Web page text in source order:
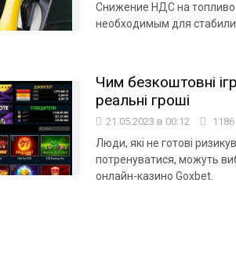
Снижение НДС на топливо
необходимым для
Чим безкоштовні
реальні гроші
21.05.2023 в 00:12 1186
Люди, які не готові
потренуватися, можуть
онлайн-казино Goxbet.